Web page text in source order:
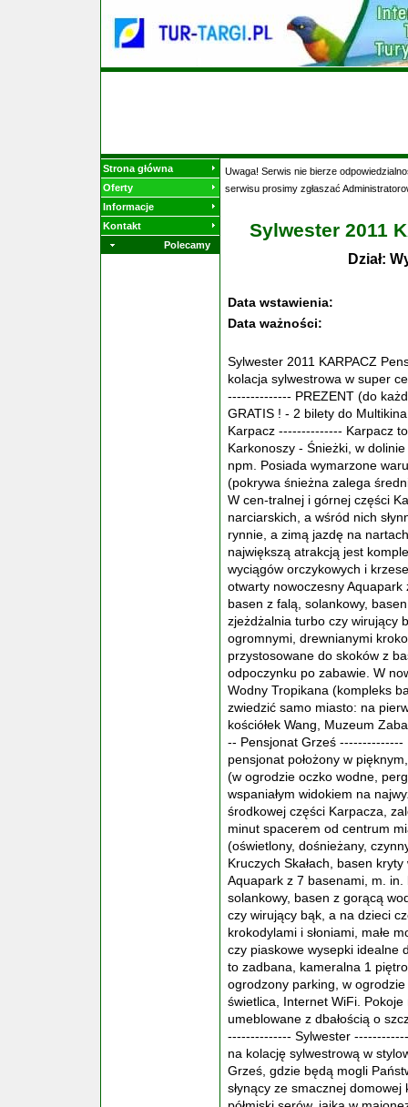
Strona główna
Oferty
Informacje
Kontakt
Polecamy
Uwaga! Serwis nie bierze
serwisu prosimy zgłaszać
Sylwester 2011
Dział:
Data wstawienia:
Data ważności:
Sylwester 2011 KARPACZ
kolacja sylwestrowa w super
-------------- PREZENT (do
GRATIS ! - 2 bilety do
Karpacz -------------- Karpacz
Karkonoszy - Śnieżki, w
npm. Posiada wymarzone
(pokrywa śnieżna zalega
W cen-tralnej i górnej części
narciarskich, a wśród nich
rynnie, a zimą jazdę na
największą atrakcją jest
wyciągów orczykowych i
otwarty nowoczesny Aquapark
basen z falą, solankowy,
zjeżdżalnia turbo czy wirujący
ogromnymi, drewnianymi
przystosowane do skoków z
odpoczynku po zabawie. W
Wodny Tropikana (kompleks
zwiedzić samo miasto: na
kościółek Wang, Muzeum
-- Pensjonat Grześ --------------
pensjonat położony w
(w ogrodzie oczko wodne,
wspaniałym widokiem na
środkowej części Karpacza,
minut spacerem od centrum
(oświetlony, dośnieżany,
Kruczych Skałach, basen
Aquapark z 7 basenami, m. in.
solankowy, basen z gorącą
czy wirujący bąk, a na dzieci
krokodylami i słoniami, małe
czy piaskowe wysepki idealne
to zadbana, kameralna 1
ogrodzony parking, w
świetlica, Internet WiFi.
umeblowane z dbałością o
-------------- Sylwester
na kolację sylwestrową w
Grześ, gdzie będą mogli
słynący ze smacznej